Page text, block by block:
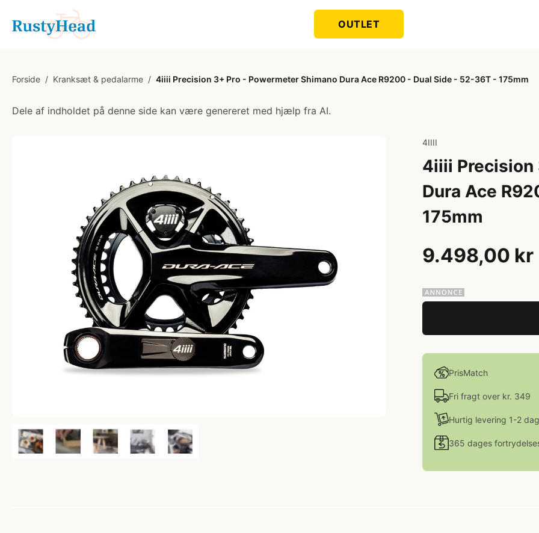
OUTLET
Forside / Kranksæt & pedalarme / 4iiii Precision 3+ Pro - Powermeter Shimano Dura Ace R9200 - Dual Side - 52-36T - 175mm
Dele af indholdet på denne side kan være genereret med hjælp fra AI.
4IIII
4iiii Precision
Dura Ace
175mm
9.498,00 kr
PrisMatch
Fri fragt over kr. 349
Hurtig levering 1-2
365 dages